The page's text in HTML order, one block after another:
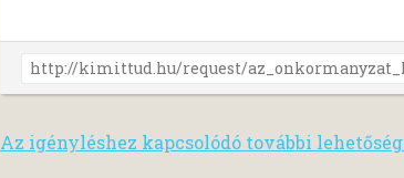
Az igényléshez kapcsolódó további